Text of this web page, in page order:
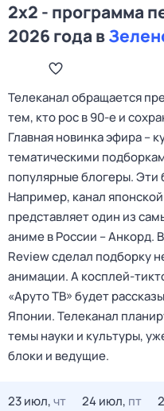
2x2 - программа
2026 года в
Телеканал обращается
тем, кто рос в 90-е и
Главная новинка эфира –
тематическими
популярные блогеры. Эти
Например, канал
представляет один из
аниме в России – Анкорд.
Review сделал подборку
анимации. А косплей-
«Аруто ТВ» будет
Японии. Телеканал
темы науки и культуры,
блоки и ведущие.
23 июл,чт 24 июл, пт